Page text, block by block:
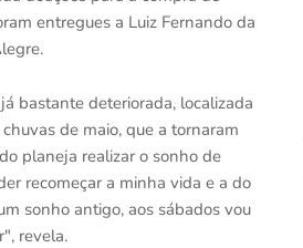
entregues a Luiz Fernando da
bastante deteriorada, localizada
de maio, que a tornaram
planeja realizar o sonho de
recomeçar a minha vida e a do
sonho antigo, aos sábados vou
revela.